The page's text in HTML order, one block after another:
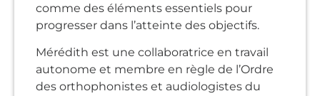
comme des éléments essentiels pour
progresser dans l’atteinte des objectifs.
Mérédith est une collaboratrice en travail
autonome et membre en règle de l’Ordre
des orthophonistes et audiologistes du